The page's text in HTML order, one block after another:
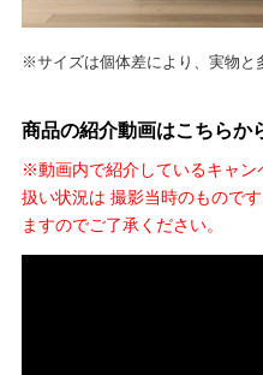
※サイズは個体差により、実物と
商品の紹介動画はこちらか
※動画内で紹介しているキャン
扱い状況は 撮影当時のもので
ますのでご了承ください。